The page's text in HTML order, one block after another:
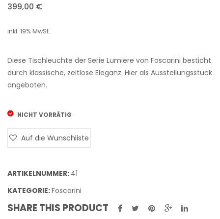
399,00 €
inkl. 19% MwSt.
Diese Tischleuchte der Serie Lumiere von Foscarini besticht
durch klassische, zeitlose Eleganz. Hier als Ausstellungsstück
angeboten.
NICHT VORRÄTIG
Auf die Wunschliste
ARTIKELNUMMER: 41
KATEGORIE:Foscarini
SHARE THIS PRODUCT